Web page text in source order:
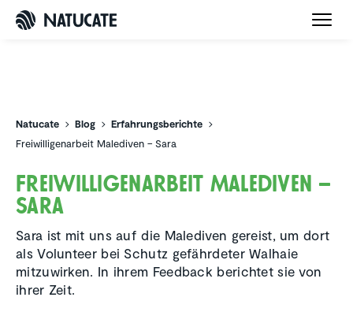
Natucate Blog
Erfahrungsberichte
Freiwilligenarbeit Malediven – Sara
Freiwil­li­gen­ar­beit Malediven –
Sara
Sara ist mit uns auf die Malediven gereist, um dort
als Volunteer bei Schutz gefährdeter Walhaie
mitzuwirken. In ihrem Feedback berichtet sie von
ihrer Zeit.